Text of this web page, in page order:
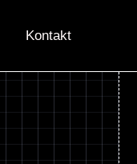
Kontakt